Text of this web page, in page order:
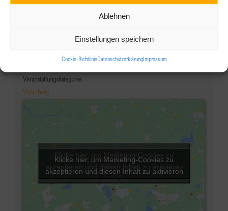
Ablehnen
Einstellungen speichern
Cookie-RichtlinieDatenschutzerklärungImpressum
Veranstaltungskategorie:
Vorarlberg
Klicke hier, um Marketing-Cookies zu
akzeptieren und diesen Inhalt zu aktivieren
Klicke hier, um Marketing-Cookies zu
akzeptieren und diesen Inhalt zu aktivieren